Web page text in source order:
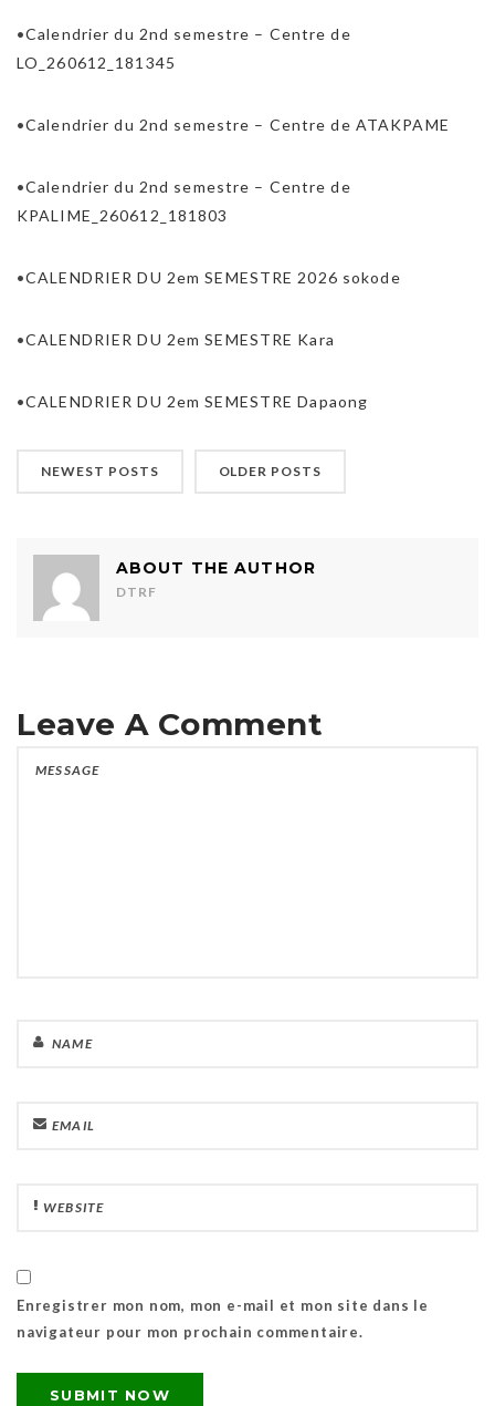
•Calendrier du 2nd semestre – Centre de
LO_260612_181345
•Calendrier du 2nd semestre – Centre de ATAKPAME
•Calendrier du 2nd semestre – Centre de
KPALIME_260612_181803
•CALENDRIER DU 2em SEMESTRE 2026 sokode
•CALENDRIER DU 2em SEMESTRE Kara
•CALENDRIER DU 2em SEMESTRE Dapaong
NEWEST POSTS OLDER POSTS
ABOUT THE AUTHOR
DTRF
Leave A Comment
Enregistrer mon nom, mon e-mail et mon site dans le
navigateur pour mon prochain commentaire.